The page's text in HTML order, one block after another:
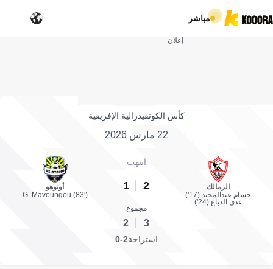
مباشر
إعلان
كأس الكونفيدرالية الإفريقية
22 مارس 2026
الزمالك
حسام عبدالمجيد (17')
عدي الدباغ (24')
انتهت
2
1
مجموع
3
2
أوتوهو
G. Mavoungou (83')
استراحة2-0